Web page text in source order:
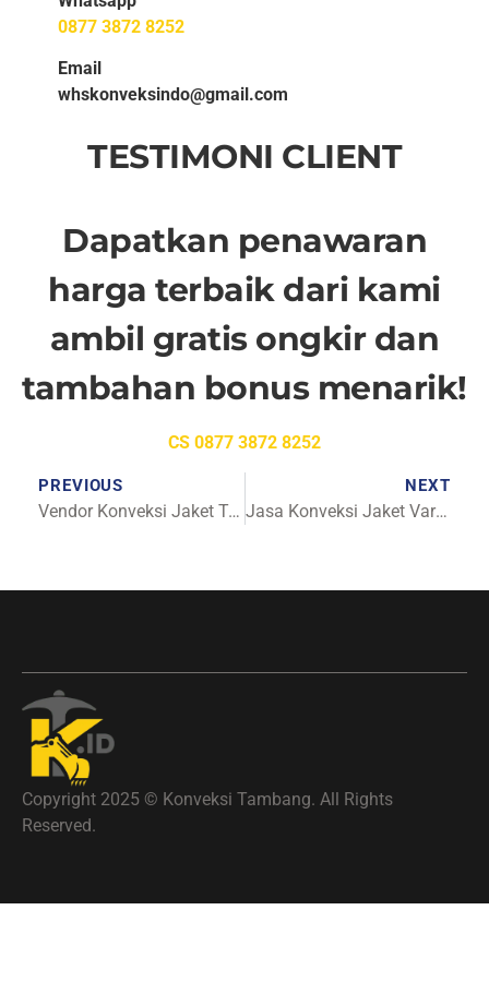
0877 3872 8252
Email
whskonveksindo@gmail.com
TESTIMONI CLIENT
Dapatkan penawaran
harga terbaik dari kami
ambil gratis ongkir dan
tambahan bonus menarik!
CS 0877 3872 8252
PREVIOUS
Vendor Konveksi Jaket Travel Terpercaya
NEXT
Jasa Konveksi Jaket Varsity Manado
Copyright 2025 © Konveksi Tambang. All Rights
Reserved.